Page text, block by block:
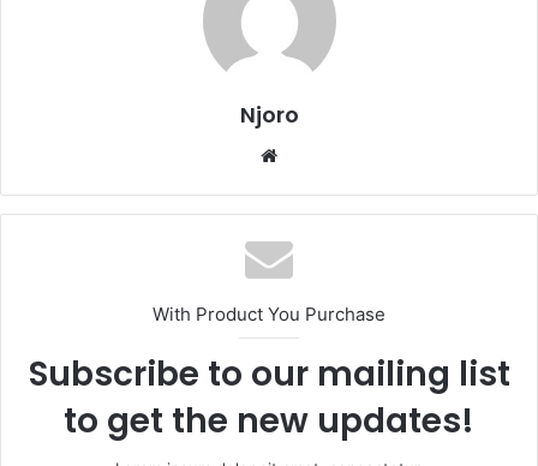
Njoro
Website
With Product You Purchase
Subscribe to our mailing list
to get the new updates!